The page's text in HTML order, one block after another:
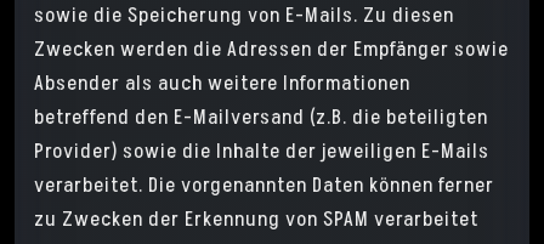
sowie die Speicherung von E-Mails. Zu diesen
Zwecken werden die Adressen der Empfänger sowie
Absender als auch weitere Informationen
betreffend den E-Mailversand (z.B. die beteiligten
Provider) sowie die Inhalte der jeweiligen E-Mails
verarbeitet. Die vorgenannten Daten können ferner
zu Zwecken der Erkennung von SPAM verarbeitet